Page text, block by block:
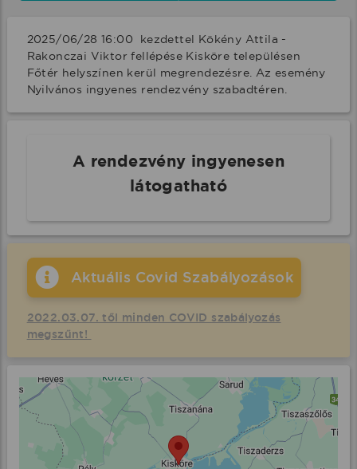
2025/06/28 16:00  kezdettel Kökény Attila -
Rakonczai Viktor fellépése Kisköre településen
Főtér helyszínen kerül megrendezésre. Az esemény
Nyilvános ingyenes rendezvény szabadtéren.
A rendezvény ingyenesen
látogatható
Aktuális Covid Szabályozások
2022.03.07. től minden COVID szabályozás
megszűnt!